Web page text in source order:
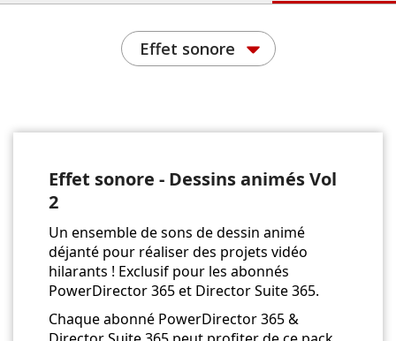
Effet sonore
Effet sonore - Dessins animés Vol
2
Un ensemble de sons de dessin animé
déjanté pour réaliser des projets vidéo
hilarants ! Exclusif pour les abonnés
PowerDirector 365 et Director Suite 365.
Chaque abonné PowerDirector 365 &